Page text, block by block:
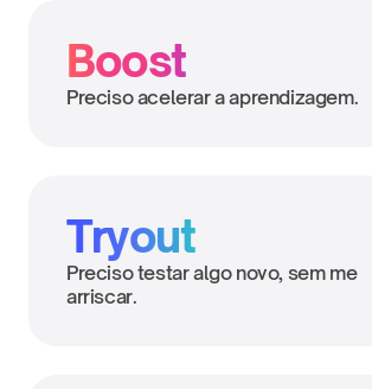
Boost
Preciso acelerar a aprendizagem.
Tryout
Preciso testar algo novo, sem me
arriscar.